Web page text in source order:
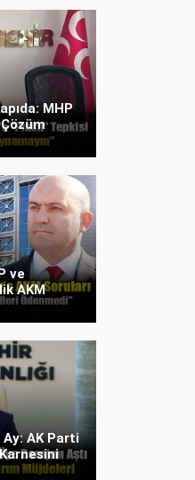
MHP
ve
AKM
Ay: AK Parti